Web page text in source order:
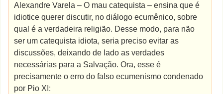
Alexandre Varela – O mau catequista – ensina que é
idiotice querer discutir, no diálogo ecumênico, sobre
qual é a verdadeira religião. Desse modo, para não
ser um catequista idiota, seria preciso evitar as
discussões, deixando de lado as verdades
necessárias para a Salvação. Ora, esse é
precisamente o erro do falso ecumenismo condenado
por Pio XI: